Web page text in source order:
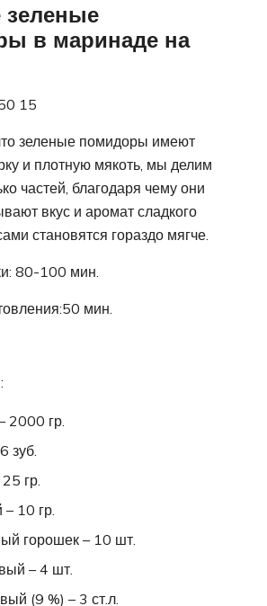
зеленые
в маринаде на
15
зеленые помидоры имеют
и плотную мякоть, мы делим
частей, благодаря чему они
вкус и аромат сладкого
становятся гораздо мягче.
80-100 мин.
мин.
2000 гр.
зуб.
гр.
– 10 гр.
горошек – 10 шт.
– 4 шт.
(9 %) – 3 ст.л.